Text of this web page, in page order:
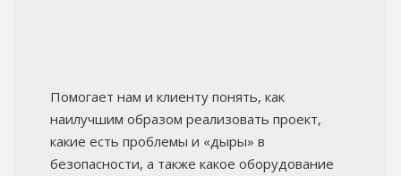
Помогает нам и клиенту понять, как
наилучшим образом реализовать проект,
какие есть проблемы и «дыры» в
безопасности, а также какое оборудование